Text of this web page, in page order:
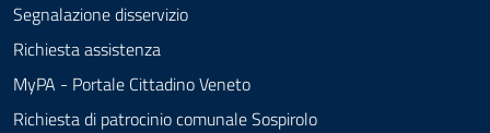
Segnalazione disservizio
Richiesta assistenza
MyPA - Portale Cittadino Veneto
Richiesta di patrocinio comunale Sospirolo